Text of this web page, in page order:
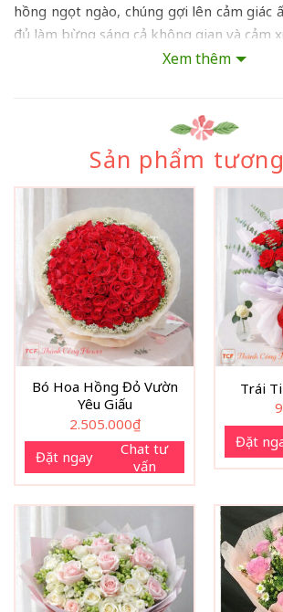
hồng ngọt ngào, chúng gợi lên cảm
đủ làm bừng sáng cả không gian và cảm
“Nắng Hồng Yêu Thương” nổi bật với
cánh hoa dày, tròn đầy, xếp lớp mềm
Xem thêm
Sản phẩm
Bó Hoa Hồng Đỏ Vườn
Yêu Giấu
2.505.000₫
Đặt ngay
Chat tư
vấn
Trái
Đặt